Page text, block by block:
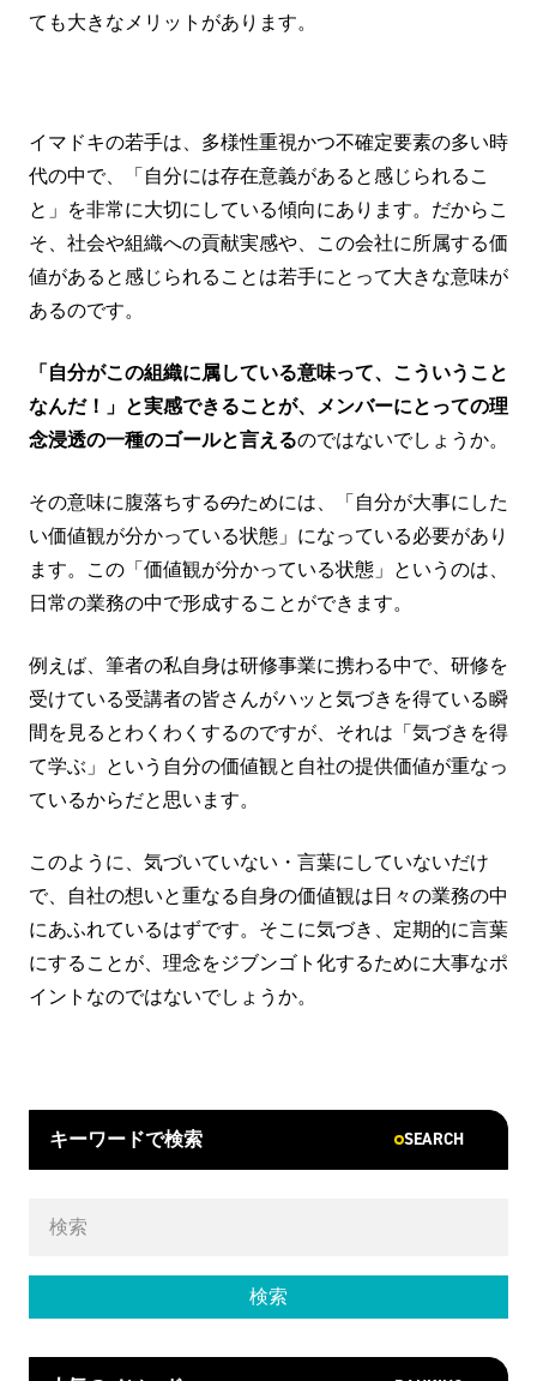
ても大きなメリットがあります。
イマドキの若手は、多様性重視かつ不確定要素の多い時
代の中で、「自分には存在意義があると感じられるこ
と」を非常に大切にしている傾向にあります。だからこ
そ、社会や組織への貢献実感や、この会社に所属する価
値があると感じられることは若手にとって大きな意味が
あるのです。
「自分がこの組織に属している意味って、こういうこと
なんだ！」と実感できることが、メンバーにとっての理
念浸透の一種のゴールと言えるのではないでしょうか。
その意味に腹落ちするのためには、「自分が大事にした
い価値観が分かっている状態」になっている必要があり
ます。この「価値観が分かっている状態」というのは、
日常の業務の中で形成することができます。
例えば、筆者の私自身は研修事業に携わる中で、研修を
受けている受講者の皆さんがハッと気づきを得ている瞬
間を見るとわくわくするのですが、それは「気づきを得
て学ぶ」という自分の価値観と自社の提供価値が重なっ
ているからだと思います。
このように、気づいていない・言葉にしていないだけ
で、自社の想いと重なる自身の価値観は日々の業務の中
にあふれているはずです。そこに気づき、定期的に言葉
にすることが、理念をジブンゴト化するために大事なポ
イントなのではないでしょうか。
キーワードで検索 SEARCH